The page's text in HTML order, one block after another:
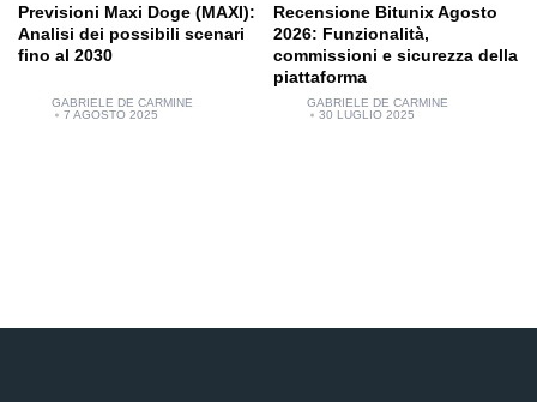
Previsioni Maxi Doge (MAXI):
Analisi dei possibili scenari
fino al 2030
GABRIELE DE CARMINE
7 AGOSTO 2025
Recensione Bitunix Agosto
2026: Funzionalità,
commissioni e sicurezza della
piattaforma
GABRIELE DE CARMINE
30 LUGLIO 2025